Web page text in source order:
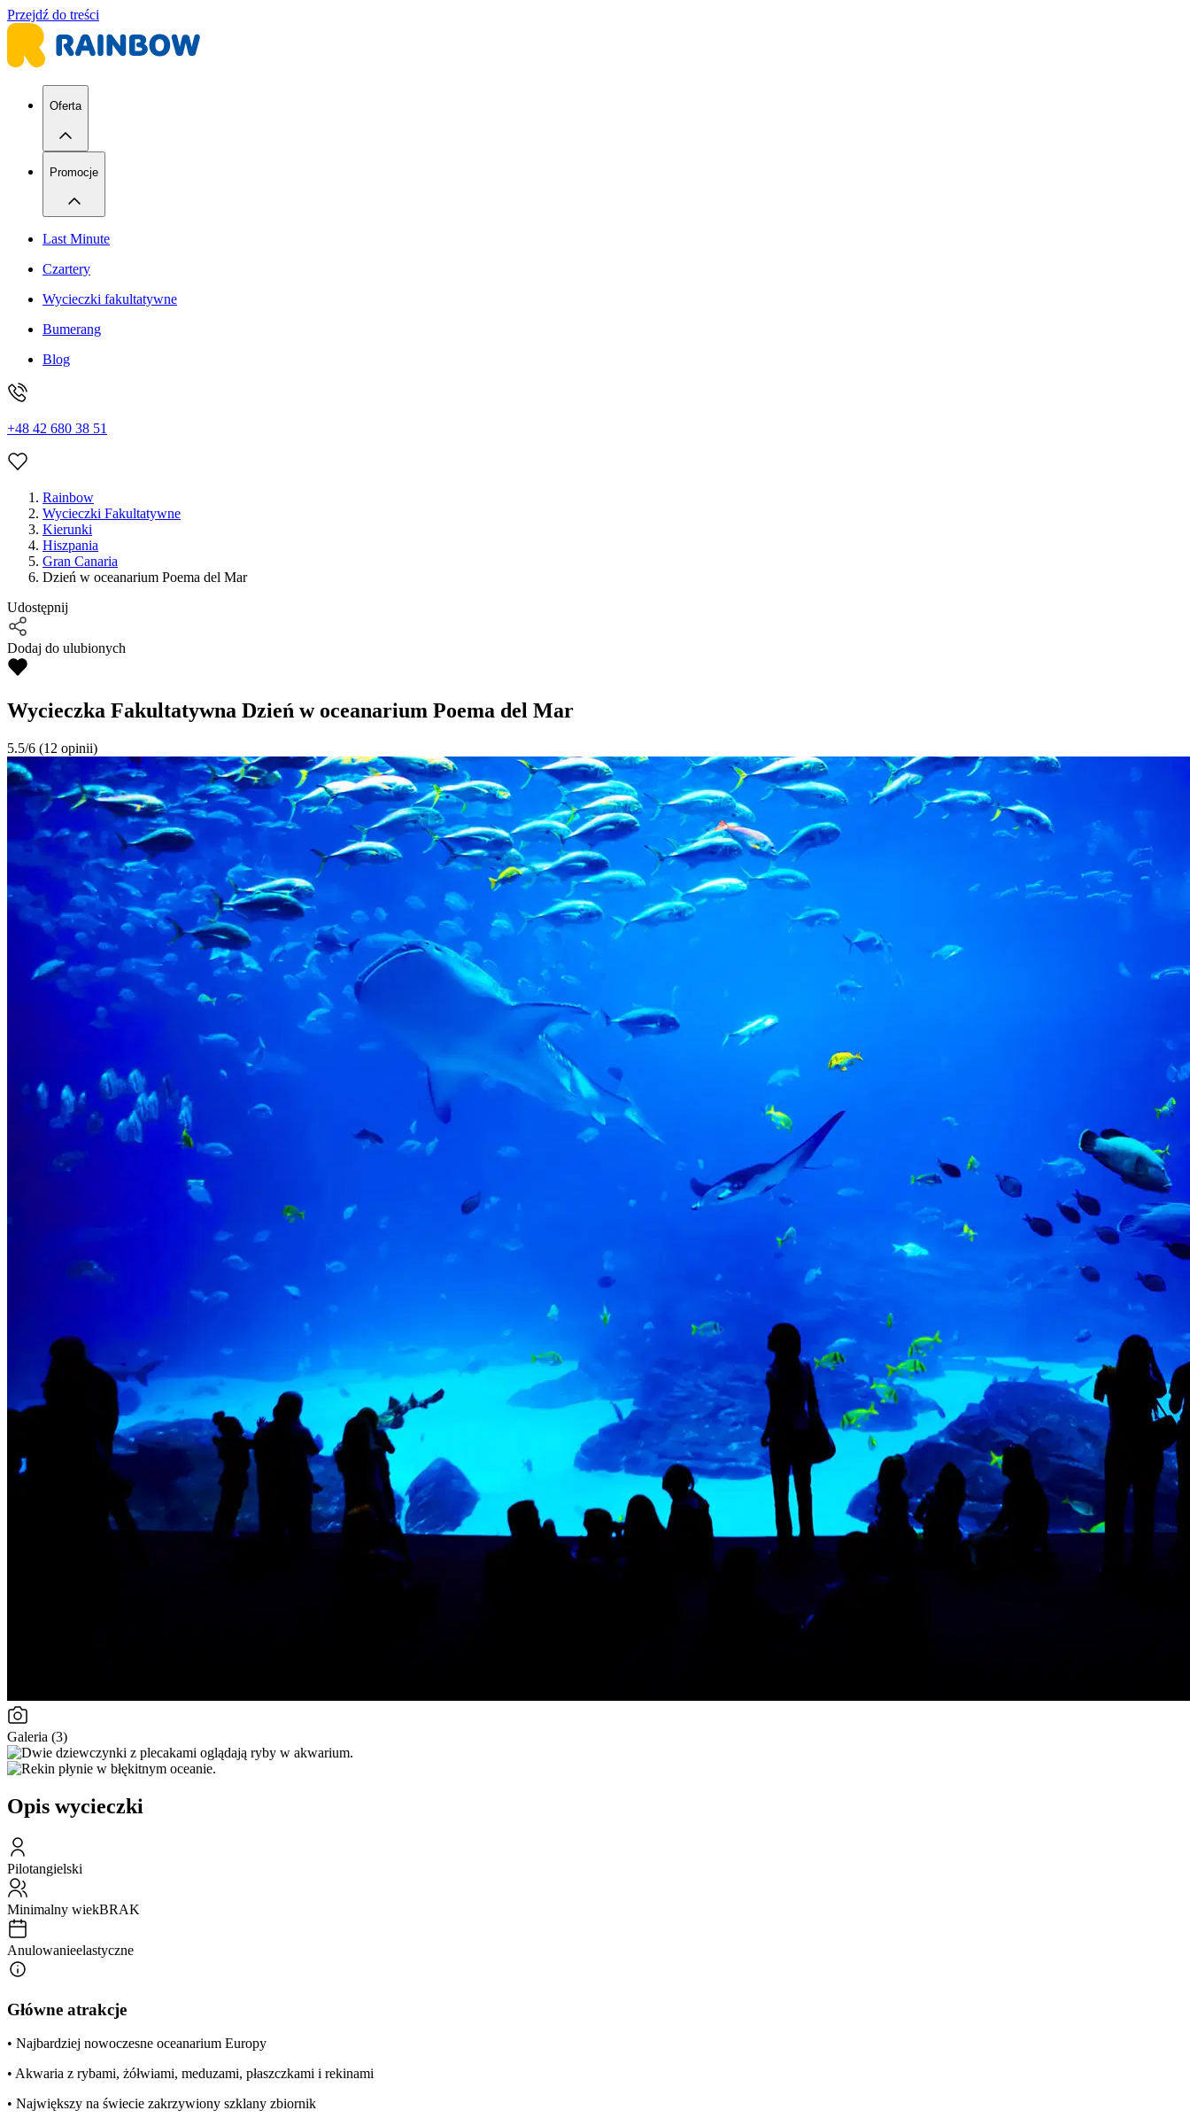
Przejdź do treści
Oferta
Promocje
Last Minute
Czartery
Wycieczki fakultatywne
Bumerang
Blog
+48 42 680 38 51
Rainbow
Wycieczki Fakultatywne
Kierunki
Hiszpania
Gran Canaria
Dzień w oceanarium Poema del Mar
Udostępnij
Dodaj do ulubionych
Wycieczka Fakultatywna Dzień w oceanarium Poema del Mar
5.5/6 (12 opinii)
Galeria (3)
Opis wycieczki
Pilotangielski
Minimalny wiekBRAK
Anulowanieelastyczne
Główne atrakcje
• Najbardziej nowoczesne oceanarium Europy
• Akwaria z rybami, żółwiami, meduzami, płaszczkami i rekinami
• Największy na świecie zakrzywiony szklany zbiornik